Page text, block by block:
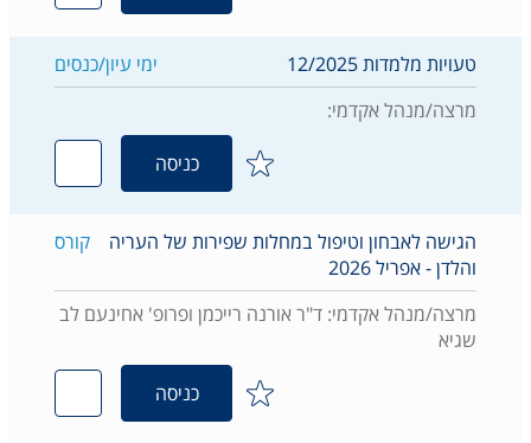
טעויות מלמדות 12/2025
ימי עיון/כנסים
מרצה/מנהל אקדמי:
כניסה
הגישה לאבחון וטיפול במחלות שפירות של העריה
והלדן - אפריל 2026
קורס
מרצה/מנהל אקדמי: ד"ר אורנה רייכמן ופרופ' אחינעם לב
שגיא
כניסה